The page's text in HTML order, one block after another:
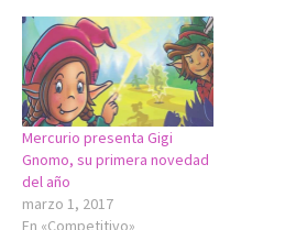
Mercurio presenta Gigi
Gnomo, su primera novedad
del año
marzo 1, 2017
En «Competitivo»